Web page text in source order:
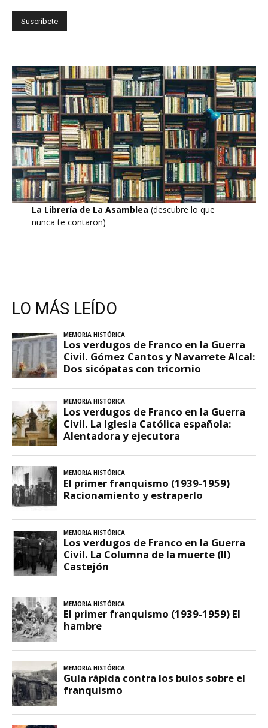
La Librería de La Asamblea (descubre lo que
nunca te contaron)
LO MÁS LEÍDO